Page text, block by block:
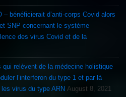
bénéficierait d’anti-corps Covid alors
SNP concernant le système
des virus Covid et de la
relèvent de la médecine holistique
l’interferon du type 1 et par là
virus du type ARN August 8, 2021